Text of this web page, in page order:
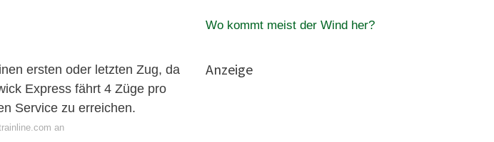
ersten oder letzten Zug, da
Express fährt 4 Züge pro
Service zu erreichen.
an
Wo kommt meist der Wind her?
Anzeige